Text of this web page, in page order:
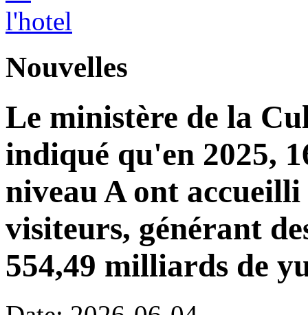
Nouvelles
Le ministère de la
indiqué qu'en 2025,
niveau A ont
visiteurs, générant
554,49 milliards de